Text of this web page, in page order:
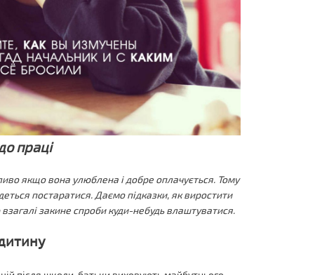
праці
якщо вона улюблена і добре оплачується. Тому
постаратися. Даємо підказки, як виростити
закине спроби куди-небудь влаштуватися.